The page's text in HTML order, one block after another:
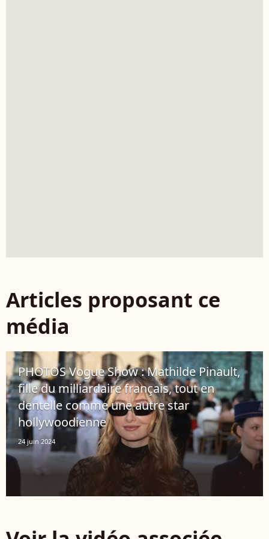
Articles proposant ce
média
PHOTOS Vogue Show : Mathilde Pinault,
fille du milliardaire français, tout en
dentelle comme une autre star
hollywoodienne
24 juin 2024